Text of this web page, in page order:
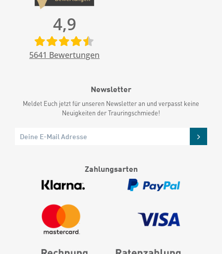
4,9
5641 Bewertungen
Newsletter
Meldet Euch jetzt für unseren Newsletter an und verpasst keine
Neuigkeiten der Trauringschmiede!
Zahlungsarten